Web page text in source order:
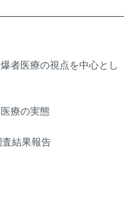
者医療の視点を中心とし
療の実態
結果報告